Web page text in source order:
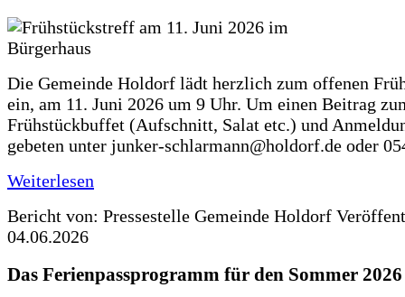
Die Gemeinde Holdorf lädt herzlich zum offenen
ein, am 11. Juni 2026 um 9 Uhr. Um einen Beitrag
Frühstückbuffet (Aufschnitt, Salat etc.) und
gebeten unter junker-schlarmann@holdorf.de oder
Weiterlesen
Bericht von: Pressestelle Gemeinde Holdorf
04.06.2026
Das Ferienpassprogramm für den Sommer